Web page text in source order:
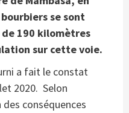
se sont
190 kilomètres
sur cette voie.
a fait le constat
2020. Selon
des conséquences